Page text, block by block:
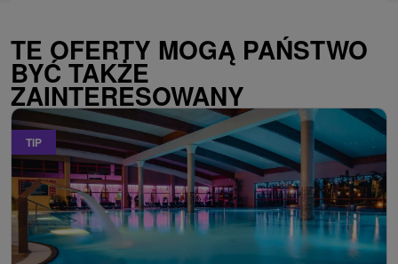
TE OFERTY MOGĄ PAŃSTWO
BYĆ TAKŻE
ZAINTERESOWANY
TIP